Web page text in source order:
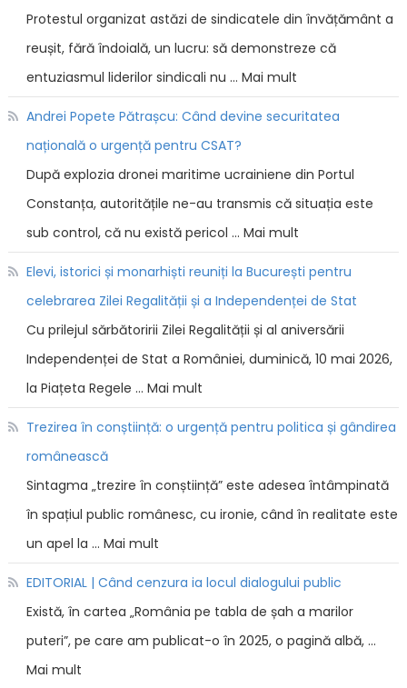
Protestul organizat astăzi de sindicatele din învățământ a
reușit, fără îndoială, un lucru: să demonstreze că
entuziasmul liderilor sindicali nu … Mai mult
Andrei Popete Pătrașcu: Când devine securitatea
națională o urgență pentru CSAT?
După explozia dronei maritime ucrainiene din Portul
Constanța, autoritățile ne-au transmis că situația este
sub control, că nu există pericol … Mai mult
Elevi, istorici și monarhiști reuniți la București pentru
celebrarea Zilei Regalității și a Independenței de Stat
Cu prilejul sărbătoririi Zilei Regalității și al aniversării
Independenței de Stat a României, duminică, 10 mai 2026,
la Piațeta Regele … Mai mult
Trezirea în conștiință: o urgență pentru politica și gândirea
românească
Sintagma „trezire în conștiință” este adesea întâmpinată
în spațiul public românesc, cu ironie, când în realitate este
un apel la … Mai mult
EDITORIAL | Când cenzura ia locul dialogului public
Există, în cartea „România pe tabla de șah a marilor
puteri”, pe care am publicat-o în 2025, o pagină albă, …
Mai mult